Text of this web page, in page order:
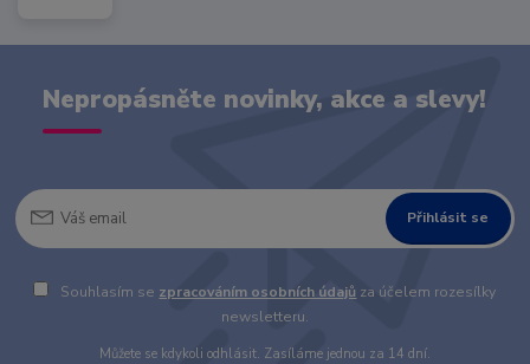
Nepropásněte novinky, akce a slevy!
Přihlásit se
Souhlasím se zpracováním osobních údajů za účelem rozesílky
newsletteru.
Můžete se kdykoli odhlásit. Zasíláme jednou za 14 dní.